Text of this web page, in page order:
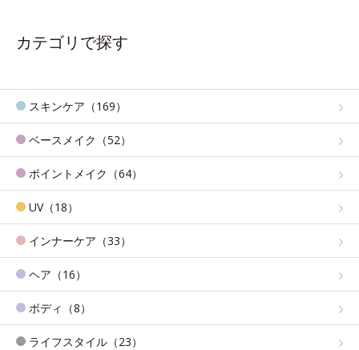
カテゴリで探す
スキンケア（169）
ベースメイク（52）
ポイントメイク（64）
UV（18）
インナーケア（33）
ヘア（16）
ボディ（8）
ライフスタイル（23）